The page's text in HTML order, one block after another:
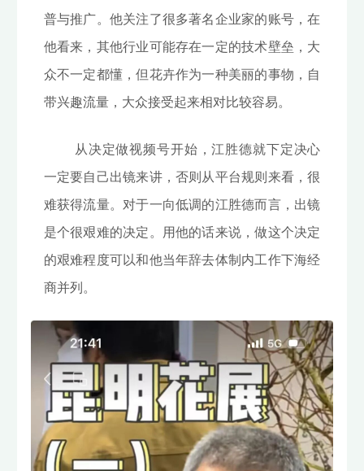
普与推广。他关注了很多著名企业家的账号，在
他看来，其他行业可能存在一定的技术壁垒，大
众不一定都懂，但花卉作为一种美丽的事物，自
带兴趣流量，大众接受起来相对比较容易。
从决定做视频号开始，江胜德就下定决心
一定要自己出镜来讲，否则从平台规则来看，很
难获得流量。对于一向低调的江胜德而言，出镜
是个很艰难的决定。用他的话来说，做这个决定
的艰难程度可以和他当年辞去体制内工作下海经
商并列。